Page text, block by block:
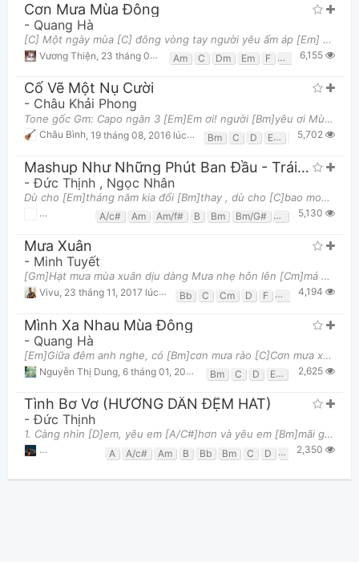
Cơn Mưa Mùa Đông
- Quang Hà
[C] Một ngày mùa [C] đông vòng tay người yêu ấm áp [Em] Biển trời lạnh [Am] câm mà sao lòng anh thấ
Vương Thiện 23 tháng 06, 2017 lúc 07:30am Am C Dm Em F G G7 Gsus4
6,155
Cố Vẽ Một Nụ Cười
- Châu Khải Phong
Tone gốc Gm: Capo ngăn 3 [Em]Em ơi! người [Bm]yêu ơi Mùa [C]đông đã đến [G]rồi [Em]Mây trôi, tháng [
Châu Bình 19 tháng 08, 2016 lúc 11:55pm Bm C D Em G5,702
Mashup Như Những Phút Ban Đầu - Trái Tim Bên Lề (The Voice)
-Đức Thịnh , Ngọc Nhân
Dù cho [Em]tháng năm kia đổi [Bm]thay , dù cho [C]bao mong manh mãi [G/B]nơi này , dù nổi [Am]đau th
Trung Tín Hoàng Nguyễn 27 tháng 03, 2020 lúc 04:09pm
A/c# Am Am/f# B Bm Bm/G# C C# C#m
5,130
Mưa Xuân
- Minh Tuyết
[Gm]Hạt mưa mùa xuân dịu dàng Mưa nhẹ hôn lên [Cm]má em ngọt ngào [F]Hạt mưa mùa xuân là hạt mư
Vivu, 23 tháng 11, 2017 lúc 04:01pm Bb C Cm D F G Gm
4,194
Mình Xa Nhau Mùa Đông
- Quang Hà
[Em]Giữa đêm anh nghe, có [Bm]cơn mưa rào [C]Cơn mưa xuyên đêm, nhắc [G]anh ngày nào [Em]Đôi ta bê
Nguyễn Thị Dung 6 tháng 01, 2021 lúc 09:35pm Bm C D Em G2,625
Tình Bơ Vơ (HƯỚNG DẪN ĐỆM HÁT)
-Đức Thịnh
1. Càng nhìn [D]em, yêu em [A/C#]hơn và yêu em [Bm]mãi giờ [G]phút êm đềm xa [D/F#]xưa, nay [Em]đ
Tuấn Anh Phạm , 30 tháng 04, 2025 lúc 11:53pm
A A/c# Am B Bb Bm C D D/f# D7
2,350